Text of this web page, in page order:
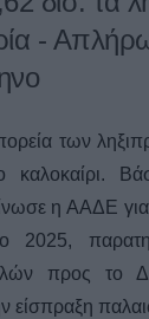
-
των
η ΑΑΔΕ για
2025,
προς το
είσπραξη